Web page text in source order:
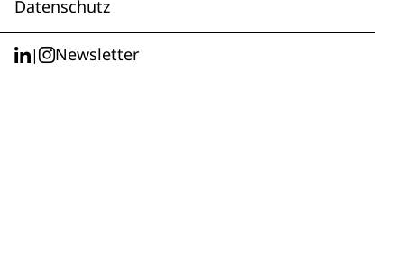
Datenschutz
| Newsletter